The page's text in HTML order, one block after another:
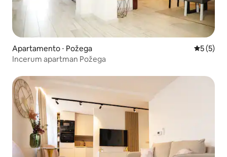
Apartamento ⋅ Požega 5 de
5 (5)
Incerum apartman Požega